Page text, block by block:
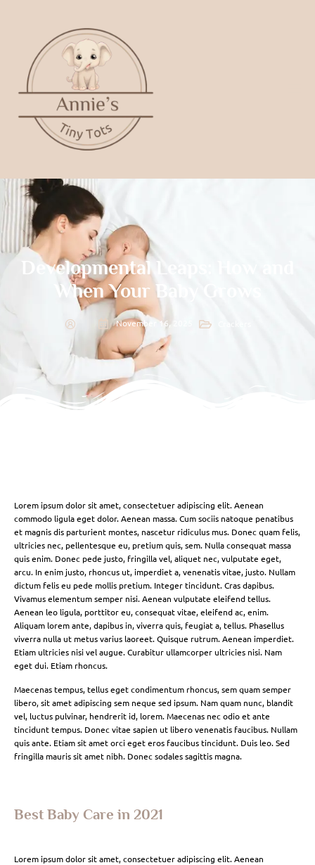
Developmental Leaps: How and
When Your Baby Grows
November 16, 2025
Lorem ipsum dolor sit amet, consectetuer adipiscing elit. Aenean
commodo ligula eget dolor. Aenean massa. Cum sociis natoque penatibus
et magnis dis parturient montes, nascetur ridiculus mus. Donec quam felis,
ultricies nec, pellentesque eu, pretium quis, sem. Nulla consequat massa
quis enim. Donec pede justo, fringilla vel, aliquet nec, vulputate eget,
arcu. In enim justo, rhoncus ut, imperdiet a, venenatis vitae, justo. Nullam
dictum felis eu pede mollis pretium. Integer tincidunt. Cras dapibus.
Vivamus elementum semper nisi. Aenean vulputate eleifend tellus.
Aenean leo ligula, porttitor eu, consequat vitae, eleifend ac, enim.
Aliquam lorem ante, dapibus in, viverra quis, feugiat a, tellus. Phasellus
viverra nulla ut metus varius laoreet. Quisque rutrum. Aenean imperdiet.
Etiam ultricies nisi vel augue. Curabitur ullamcorper ultricies nisi. Nam
eget dui. Etiam rhoncus.
Maecenas tempus, tellus eget condimentum rhoncus, sem quam semper
libero, sit amet adipiscing sem neque sed ipsum. Nam quam nunc, blandit
vel, luctus pulvinar, hendrerit id, lorem. Maecenas nec odio et ante
tincidunt tempus. Donec vitae sapien ut libero venenatis faucibus. Nullam
quis ante. Etiam sit amet orci eget eros faucibus tincidunt. Duis leo. Sed
fringilla mauris sit amet nibh. Donec sodales sagittis magna.
Best Baby Care in 2021
Lorem ipsum dolor sit amet, consectetuer adipiscing elit. Aenean